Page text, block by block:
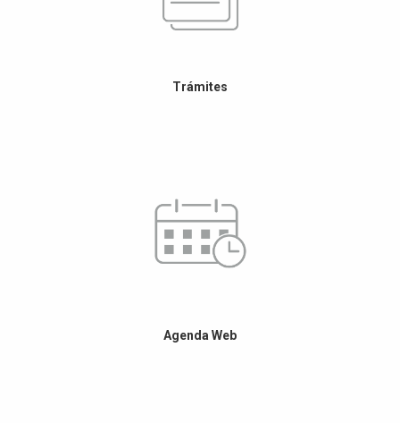
Trámites
Agenda Web